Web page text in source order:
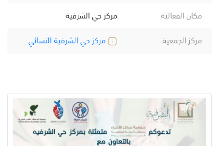
مكان الفعالية
مركز حي الشرفية
مركز الجمعية
مركز حي الشرفية النسائي